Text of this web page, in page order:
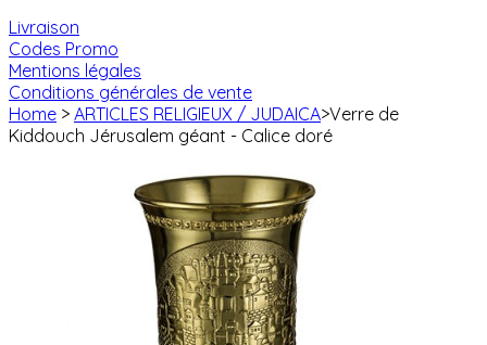
Livraison
Codes Promo
Mentions légales
Conditions générales de vente
Home > ARTICLES RELIGIEUX / JUDAICA>Verre de
Kiddouch Jérusalem géant - Calice doré